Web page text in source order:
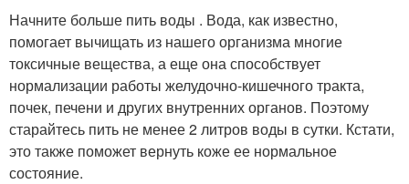
Начните больше пить воды . Вода, как известно,
помогает вычищать из нашего организма многие
токсичные вещества, а еще она способствует
нормализации работы желудочно-кишечного тракта,
почек, печени и других внутренних органов. Поэтому
старайтесь пить не менее 2 литров воды в сутки. Кстати,
это также поможет вернуть коже ее нормальное
состояние.